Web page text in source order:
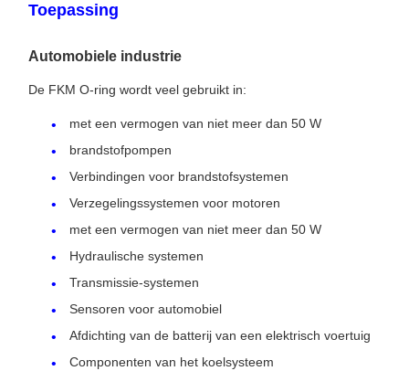
Toepassing
Automobiele industrie
De FKM O-ring wordt veel gebruikt in:
met een vermogen van niet meer dan 50 W
brandstofpompen
Verbindingen voor brandstofsystemen
Verzegelingssystemen voor motoren
met een vermogen van niet meer dan 50 W
Hydraulische systemen
Transmissie-systemen
Sensoren voor automobiel
Afdichting van de batterij van een elektrisch voertuig
Componenten van het koelsysteem